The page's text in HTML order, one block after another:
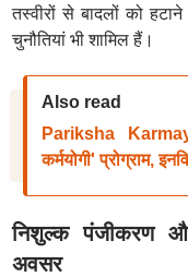
तस्वीरों से बादलों को
चुनौतियां भी शामिल हैं।
Also read
Pariksha
कर्मयोगी' प्रोग्राम,
निशुल्क पंजीकरण
अवसर